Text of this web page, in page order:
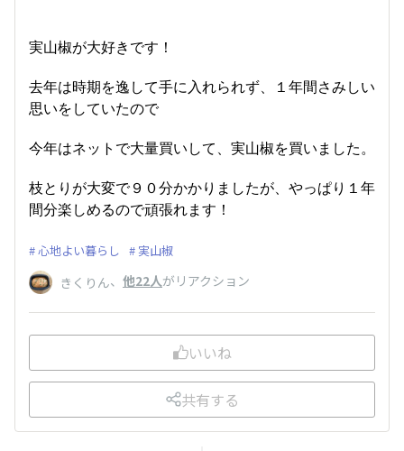
実山椒が大好きです！
去年は時期を逸して手に入れられず、１年間さみしい
思いをしていたので
今年はネットで大量買いして、実山椒を買いました。
枝とりが大変で９０分かかりましたが、やっぱり１年
間分楽しめるので頑張れます！
心地よい暮らし 実山椒
きくりん、 他22人がリアクション
いいね
共有する